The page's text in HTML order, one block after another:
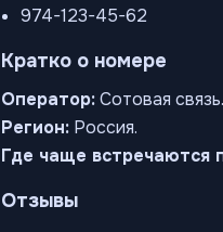
974-123-45-62
Кратко о номере
Оператор:Сотовая связь.
Регион: Россия.
Где чаще встречаются
Отзывы